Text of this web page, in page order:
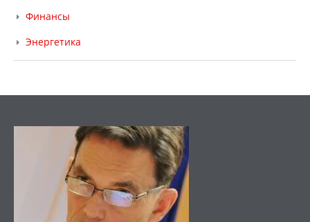
Финансы
Энергетика